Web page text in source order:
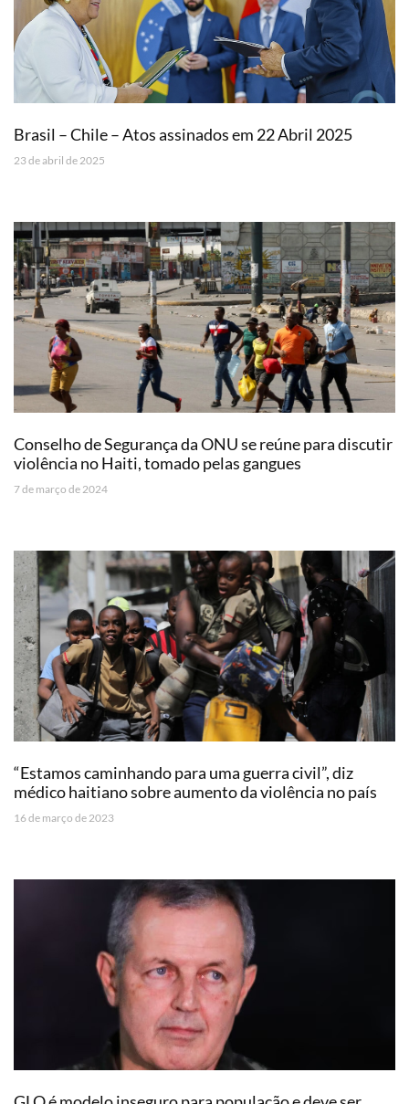
Brasil – Chile – Atos assinados em 22 Abril 2025
23 de abril de 2025
Conselho de Segurança da ONU se reúne para discutir
violência no Haiti, tomado pelas gangues
7 de março de 2024
“Estamos caminhando para uma guerra civil”, diz
médico haitiano sobre aumento da violência no país
16 de março de 2023